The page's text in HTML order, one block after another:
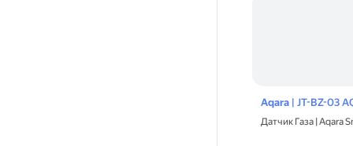
Aqara| JT-BZ-03
Датчик Газа | Aqara